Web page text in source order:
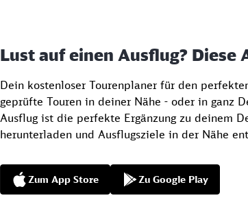
Lust auf einen Ausflug? Diese
Dein kostenloser Tourenplaner für den
geprüfte Touren in deiner Nähe - oder in ganz
Ausflug ist die perfekte Ergänzung zu deinem
herunterladen und Ausflugsziele in der Nähe
Zum App Store Zu Google Play